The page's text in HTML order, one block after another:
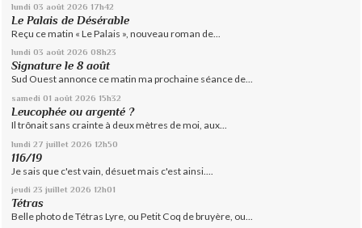
lundi 03 août 2026 17h42
Le Palais de Désérable
Reçu ce matin « Le Palais », nouveau roman de...
lundi 03 août 2026 08h23
Signature le 8 août
Sud Ouest annonce ce matin ma prochaine séance de...
samedi 01 août 2026 15h32
Leucophée ou argenté ?
Il trônait sans crainte à deux mètres de moi, aux...
lundi 27 juillet 2026 12h50
116/19
Je sais que c'est vain, désuet mais c'est ainsi....
jeudi 23 juillet 2026 12h01
Tétras
Belle photo de Tétras Lyre, ou Petit Coq de bruyère, ou...